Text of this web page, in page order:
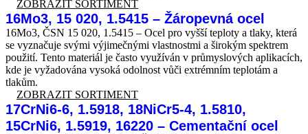
ZOBRAZIT SORTIMENT
16Mo3, 15 020, 1.5415 – Žáropevná ocel
16Mo3, ČSN 15 020, 1.5415 – Ocel pro vyšší teploty a tlaky, která
se vyznačuje svými výjimečnými vlastnostmi a širokým spektrem
použití. Tento materiál je často využíván v průmyslových aplikacích,
kde je vyžadována vysoká odolnost vůči extrémním teplotám a
tlakům.
ZOBRAZIT SORTIMENT
17CrNi6-6, 1.5918, 18NiCr5-4, 1.5810,
15CrNi6, 1.5919, 16220 – Cementační ocel